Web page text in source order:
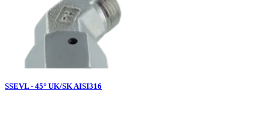
SSEVL - 45° UK/SK AISI316